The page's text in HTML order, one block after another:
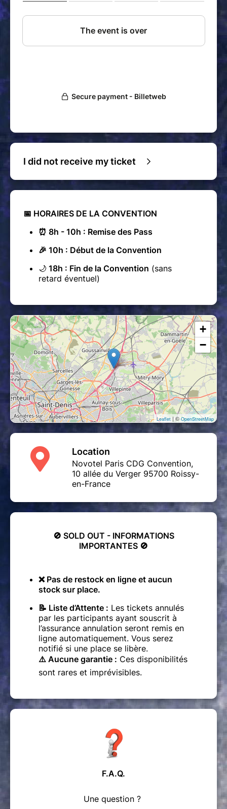
I did not receive my ticket
📅 HORAIRES DE LA CONVENTION
⏰ 8h - 10h : Remise des Pass
🎉 10h : Début de la Convention
🌙 18h : Fin de la Convention (sans
retard éventuel)
+
−
Leaflet | © OpenStreetMap
Location
Novotel Paris CDG Convention,
10 allée du Verger 95700 Roissy-
en-France
🚫 SOLD OUT - INFORMATIONS
IMPORTANTES 🚫
❌ Pas de restock en ligne et aucun
stock sur place.
📝 Liste d’Attente : Les tickets annulés
par les participants ayant souscrit à
l’assurance annulation seront remis en
ligne automatiquement. Vous serez
notifié si une place se libère.
⚠️ Aucune garantie : Ces disponibilités
sont rares et imprévisibles.
F.A.Q.
Une question ?